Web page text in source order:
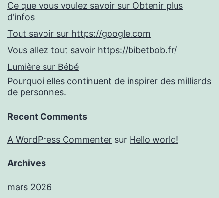
Ce que vous voulez savoir sur Obtenir plus
d’infos
Tout savoir sur https://google.com
Vous allez tout savoir https://bibetbob.fr/
Lumière sur Bébé
Pourquoi elles continuent de inspirer des milliards
de personnes.
Recent Comments
A WordPress Commenter sur Hello world!
Archives
mars 2026